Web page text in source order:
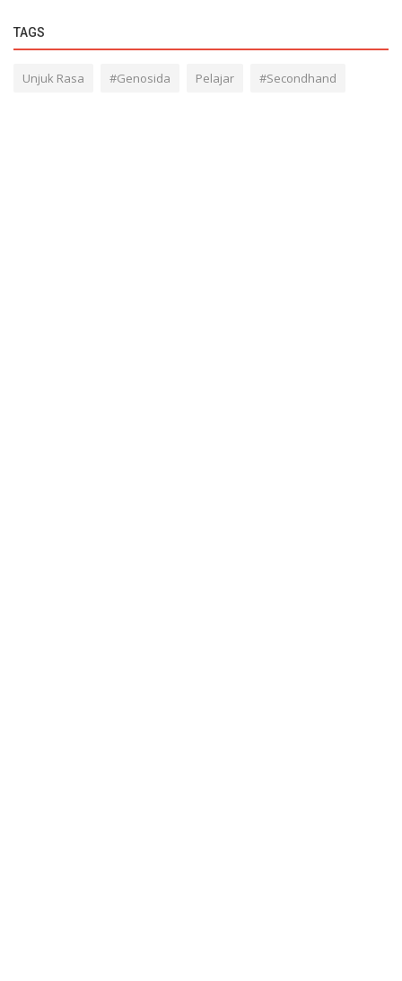
TAGS
Unjuk Rasa #Genosida Pelajar #Secondhand